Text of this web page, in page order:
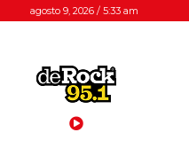
agosto 9, 2026 / 5:33 am